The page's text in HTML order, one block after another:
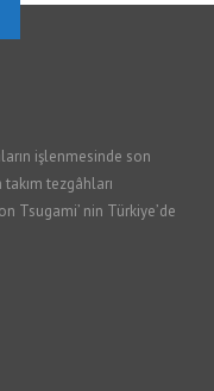
işlenmesinde son
tezgâhları
Tsugami’ nin Türkiye’de